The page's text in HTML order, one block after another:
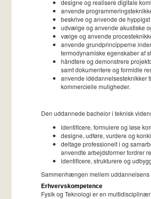
designe og realisere digitale
anvende
beskrive og anvende de
udvælge og anvende akustiske
vælge og anvende
anvende grundprincipperne
termodynamiske egenskaber af
håndtere og demonstrere
samt dokumentere og formidle
anvende idédannelsesteknikker
kommercielle muligheder.
Den uddannede bachelor i teknisk
identificere, formulere og løse
designe, udføre, vurdere og
deltage professionelt i og
anvendte arbejdsformer fordrer
identificere, strukturere og
Sammenhængen mellem
Erhvervskompetence
Fysik og Teknologi er en